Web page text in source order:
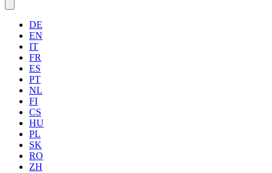
DE
EN
IT
FR
ES
PT
NL
FI
CS
HU
PL
SK
RO
ZH